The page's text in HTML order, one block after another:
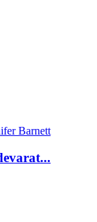
Barnett